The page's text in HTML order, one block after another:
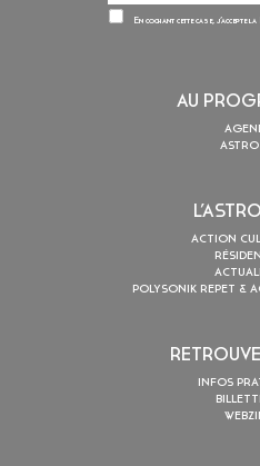
En cochant cette case, j’accepte la
AU
ACTION
POLYSONIK REPET &
INFOS